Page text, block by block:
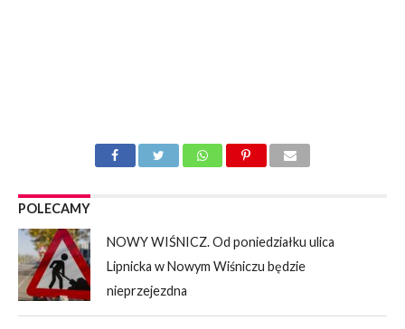
POLECAMY
NOWY WIŚNICZ. Od poniedziałku ulica
Lipnicka w Nowym Wiśniczu będzie
nieprzejezdna